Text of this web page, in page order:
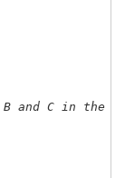
and C in the